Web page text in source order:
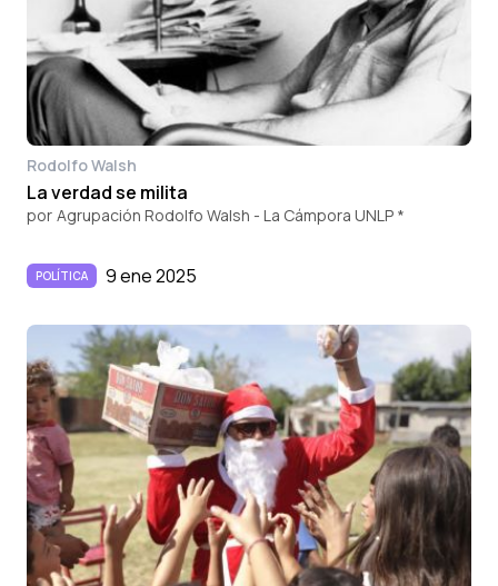
Rodolfo Walsh
La verdad se milita
por Agrupación Rodolfo Walsh - La Cámpora UNLP *
POLÍTICA 9 ene 2025